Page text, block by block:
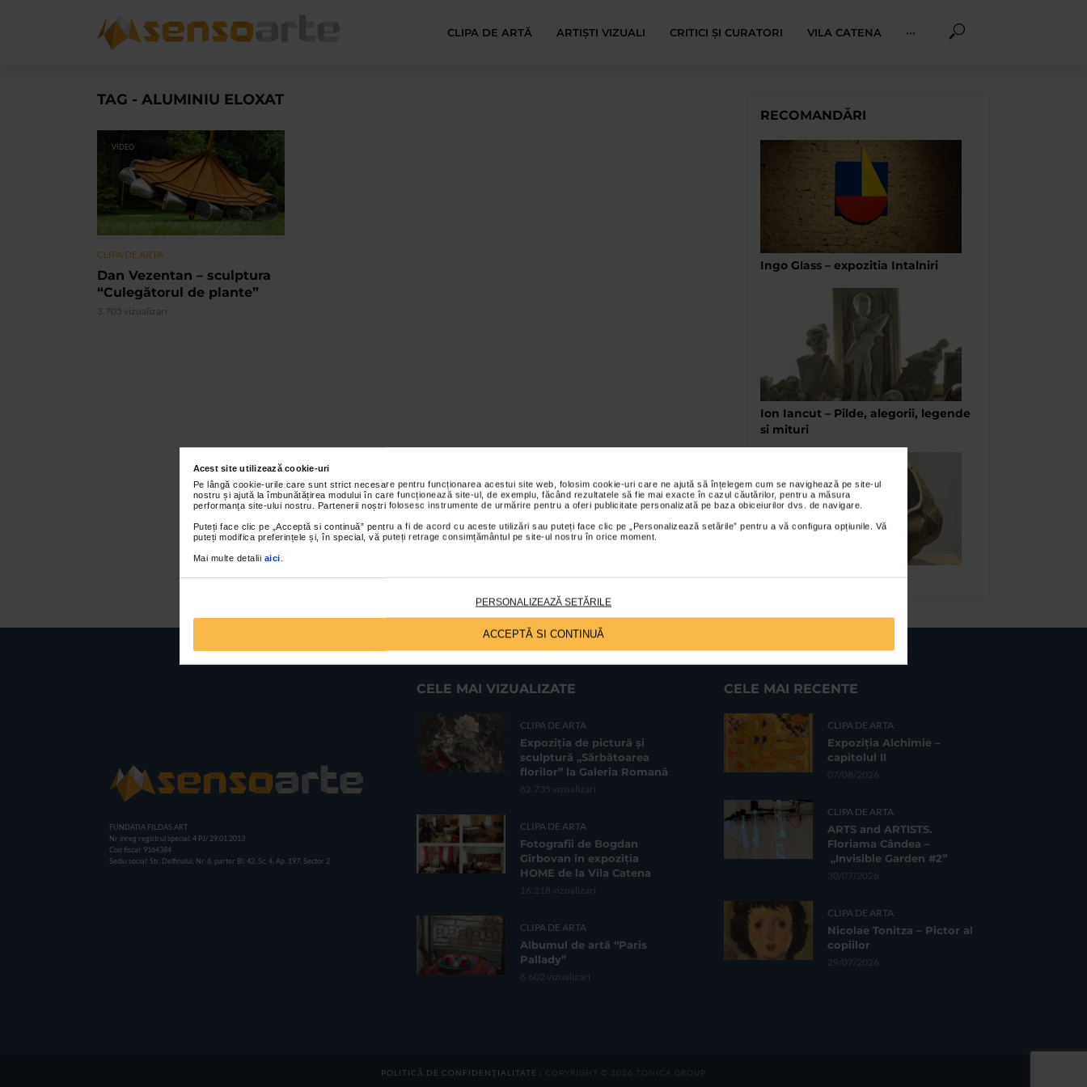
Acest site utilizează cookie-uri
Pe lângă cookie-urile care sunt strict necesare pentru funcționarea acestui site web, folosim cookie-uri care ne ajută să înțelegem cum se navighează pe site-ul
nostru și ajută la îmbunătățirea modului în care funcționează site-ul, de exemplu, făcând rezultatele să fie mai exacte în cazul căutărilor, pentru a măsura
performanța site-ului nostru. Partenerii noștri folosesc instrumente de urmărire pentru a oferi publicitate personalizată pe baza obiceiurilor dvs. de navigare.
Puteți face clic pe „Acceptă si continuă” pentru a fi de acord cu aceste utilizări sau puteți face clic pe „Personalizează setările” pentru a vă configura opțiunile. Vă
puteți modifica preferințele și, în special, vă puteți retrage consimțământul pe site-ul nostru în orice moment.
Mai multe detalii aici
PERSONALIZEAZĂ SETĂRILE
ACCEPTĂ SI CONTINUĂ
CLIPA DE ARTĂ ARTIȘTI VIZUALI CRITICI ȘI CURATORI VILA CATENA ···
TAG - ALUMINIU ELOXAT
VIDEO
CLIPA DE ARTA
Dan Vezentan – sculptura
“Culegătorul de plante”
3.705 vizualizari
RECOMANDĂRI
Ingo Glass – expozitia Intalniri
Ion Iancut – Pilde, alegorii, legende
si mituri
FUNDATIA FILDAS ART
Nr inreg registrul special: 4 PJ/ 29.01.2013
Cod fiscal: 9164384
Sediu social: Str. Delfinului, Nr. 6, parter Bl. 42, Sc. 4, Ap. 197, Sector 2
CELE MAI VIZUALIZATE
CLIPA DE ARTA
Expoziția de pictură și
sculptură „Sărbătoarea
florilor” la Galeria Romană
62.735 vizualizari
CLIPA DE ARTA
Fotografii de Bogdan
Gîrbovan în expoziția
HOME de la Vila Catena
16.218 vizualizari
CLIPA DE ARTA
Albumul de artă “Paris
Pallady”
6.602 vizualizari
CELE MAI RECENTE
CLIPA DE ARTA
Expoziția Alchimie –
capitolul II
07/08/2026
CLIPA DE ARTA
ARTS and ARTISTS.
Floriama Cândea –
„Invisible Garden #2”
30/07/2026
CLIPA DE ARTA
Nicolae Tonitza – Pictor al
copiilor
29/07/2026
POLITICĂ DE CONFIDENȚIALITATE | COPYRIGHT © 2026 TONICA GROUP